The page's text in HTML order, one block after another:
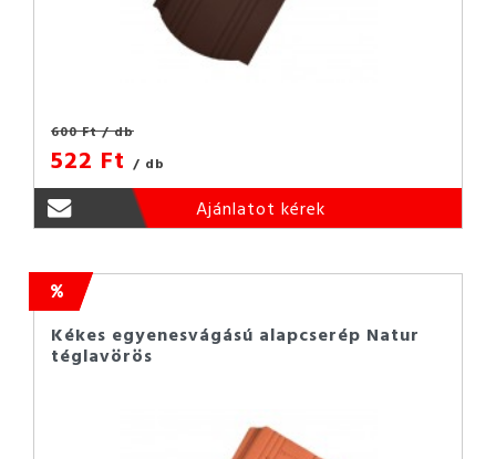
600 Ft/ db
522 Ft / db
Ajánlatot kérek
Kékes egyenesvágású alapcserép Natur
téglavörös